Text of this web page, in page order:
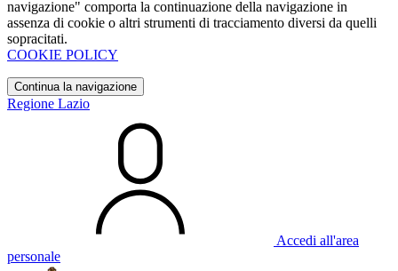
navigazione" comporta la continuazione della navigazione in
assenza di cookie o altri strumenti di tracciamento diversi da quelli
sopracitati.
COOKIE POLICY
Continua la navigazione
Regione Lazio
Accedi all'area
personale